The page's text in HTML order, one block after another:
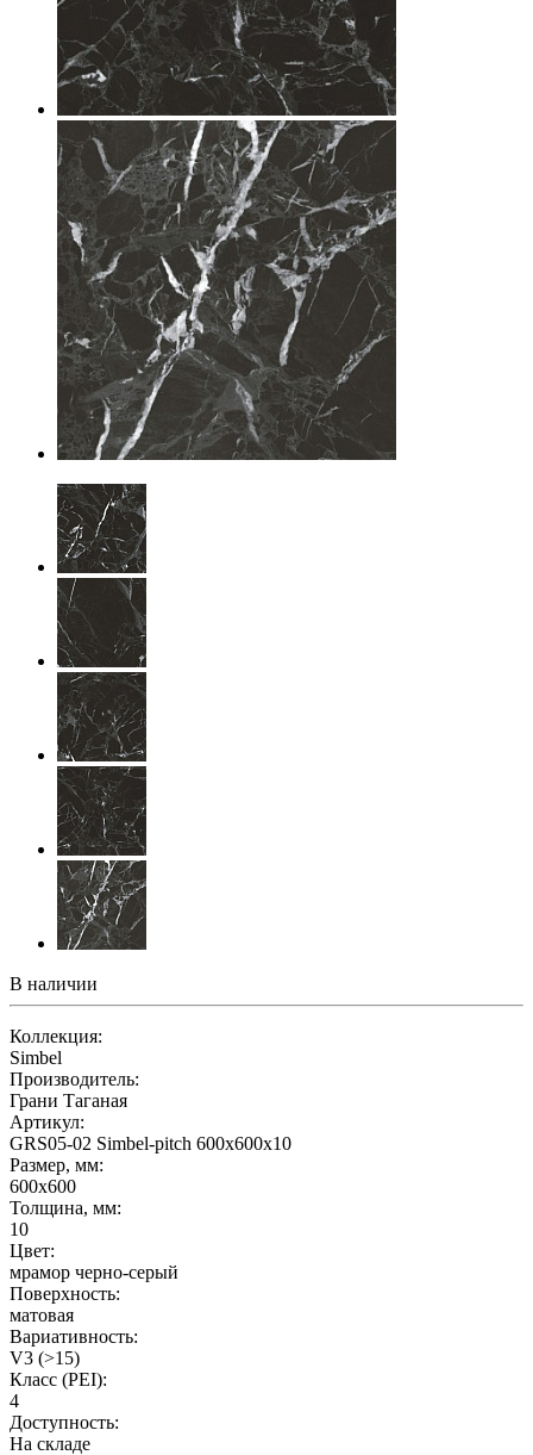
В наличии
Коллекция:
Simbel
Производитель:
Грани Таганая
Артикул:
GRS05-02 Simbel-pitch 600х600х10
Размер, мм:
600х600
Толщина, мм:
10
Цвет:
мрамор черно-серый
Поверхность:
матовая
Вариативность:
V3 (>15)
Класс (PEI):
4
Доступность:
На складе